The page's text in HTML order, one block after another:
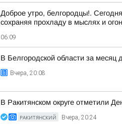
Доброе утро, белгородцы!.
сохраняя прохладу в мыслях и
06:09
В Белгородской области за месяц
Вчера, 20:08
В Ракитянском округе отметили
РАКИТЯНСКИЙ Вчера, 20:24